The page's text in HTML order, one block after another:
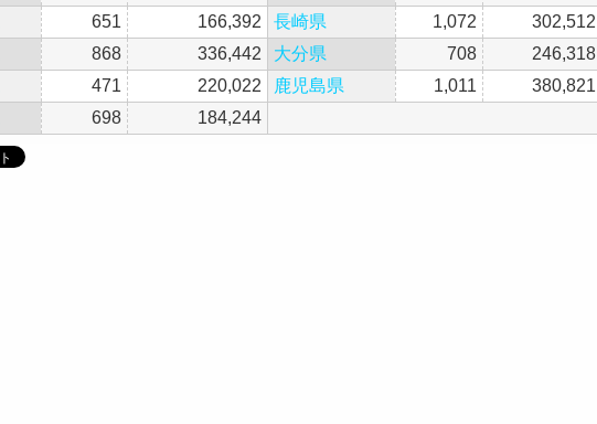
651 166,392 長崎県 1,072
302,512
868 336,442 大分県 708
246,318
471 220,022 鹿児島県 1,011
380,821
698 184,244